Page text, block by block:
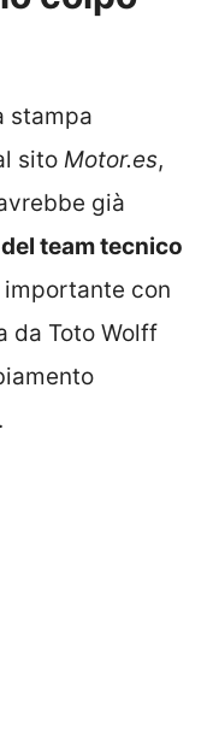
stampa
sito Motor.es,
già
team tecnico
con
da Toto Wolff